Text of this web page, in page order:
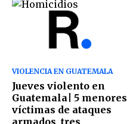
VIOLENCIA EN GUATEMALA
Jueves violento en
Guatemala| 5 menores
víctimas de ataques
armados, tres